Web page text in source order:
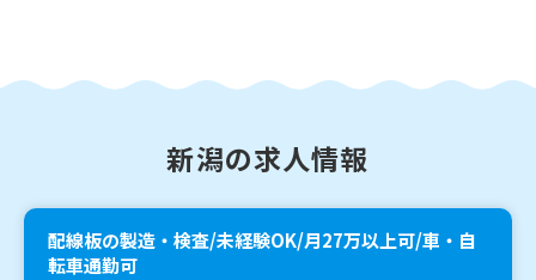
新潟の求人情報
配線板の製造・検査/未経験OK/月27万以上可/車・自
転車通勤可